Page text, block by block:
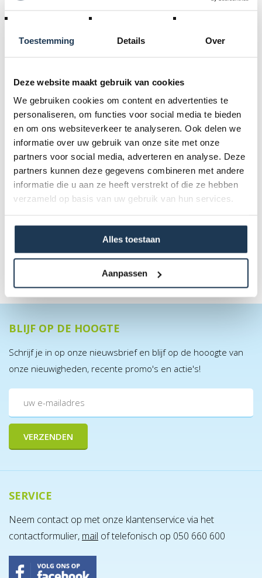
Toestemming Details Over
Deze website maakt gebruik van cookies
We gebruiken cookies om content en advertenties te
personaliseren, om functies voor social media te bieden
en om ons websiteverkeer te analyseren. Ook delen we
informatie over uw gebruik van onze site met onze
partners voor social media, adverteren en analyse. Deze
partners kunnen deze gegevens combineren met andere
informatie die u aan ze heeft verstrekt of die ze hebben
verzameld op basis van uw gebruik van hun services.
Alles toestaan
Aanpassen
Safety Net T-series - los net 380
Merk: BERG
Incl. BTW
BLIJF OP DE HOOGTE
Schrijf je in op onze nieuwsbrief en blijf op de hooogte van
onze nieuwigheden, recente promo's en actie's!
SERVICE
Neem contact op met onze klantenservice via het
contactformulier, mail of telefonisch op 050 660 600